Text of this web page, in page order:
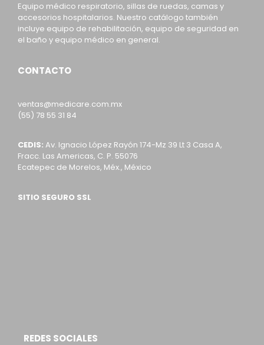
Equipo médico respiratorio, sillas de ruedas, camas y
accesorios hospitalarios. Nuestro catálogo también
incluye equipo de rehabilitación, equipo de seguridad en
el baño y equipo médico en general.
CONTACTO
ventas@medicare.com.mx
(55) 78 55 31 84
CEDIS: Av. Ignacio López Rayón 174-Mz 39 Lt 3 Casa A,
Fracc. Las Americas, C. P. 55076
Ecatepec de Morelos, Méx., México
SITIO SEGURO SSL
REDES SOCIALES